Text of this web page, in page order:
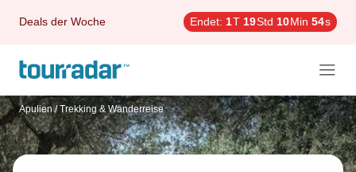
Deals der Woche Endet: 1T 19Std 10Min 53s
Apulien / Trekking & Wanderreise